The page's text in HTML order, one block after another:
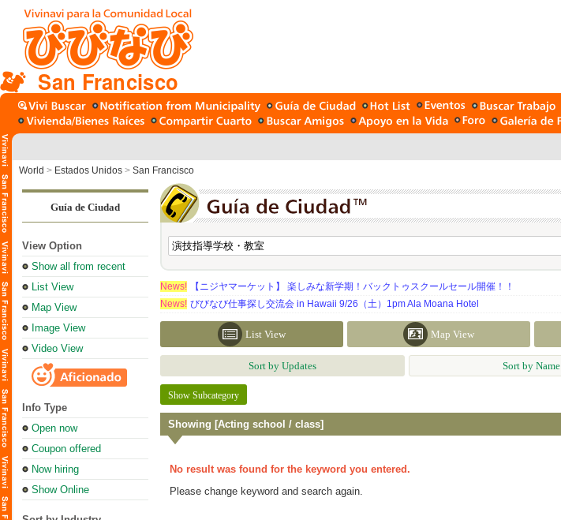
San Francisco
World > Estados Unidos > San Francisco
Guía de Ciudad
View Option
Show all from recent
List View
Map View
Image View
Video View
Info Type
Open now
Coupon offered
Now hiring
Show Online
News!
【ニジヤマーケット】 楽しみな新学期！バックトゥスクールセール開催！！
News! びびなび仕事探し交流会 in Hawaii 9/26（土）1pm Ala Moana Hotel
List View Map View
Sort by Updates Sort by Name
Show Subcategory
Showing [Acting school / class]
No result was found for the keyword you entered.
Please change keyword and search again.